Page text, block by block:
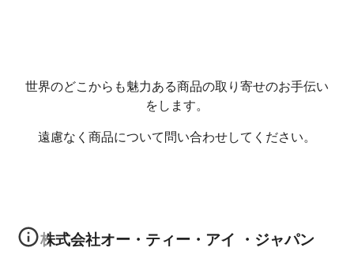
世界のどこからも魅力ある商品の取り寄せのお手伝い
をします。
遠慮なく商品について問い合わせしてください。
株式会社オー・ティー・アイ ・ジャパン